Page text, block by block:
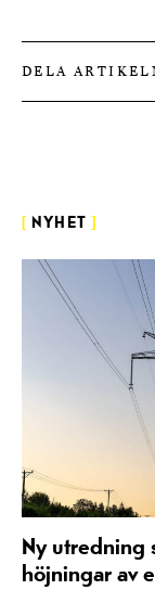
DELA
NYHET
Ny utredning
höjningar av